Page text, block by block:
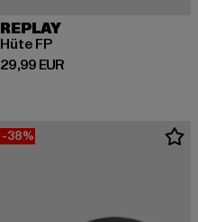
REPLAY
Hüte FP
29,99 EUR
Ajankohtainen hinta: 29,99 EUR
-38%